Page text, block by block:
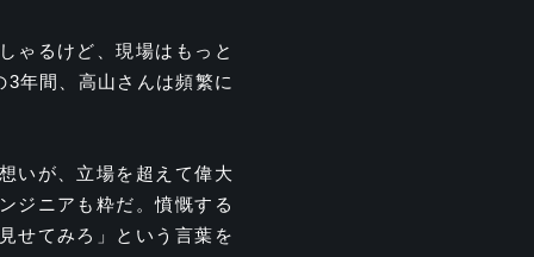
ゃるけど、現場はもっと
年間、高山さんは頻繁に
いが、立場を超えて偉大
ジニアも粋だ。憤慨する
せてみろ」という言葉を